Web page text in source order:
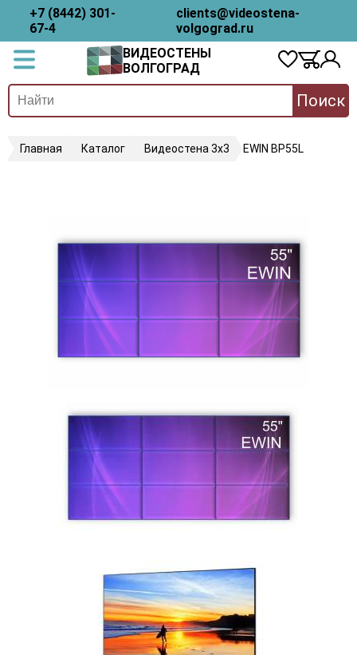
+7 (8442) 301-
67-4
clients@videostena-
volgograd.ru
ВИДЕОСТЕНЫ
ВОЛГОГРАД
Поиск
Главная Каталог Видеостена 3х3 EWIN BP55L